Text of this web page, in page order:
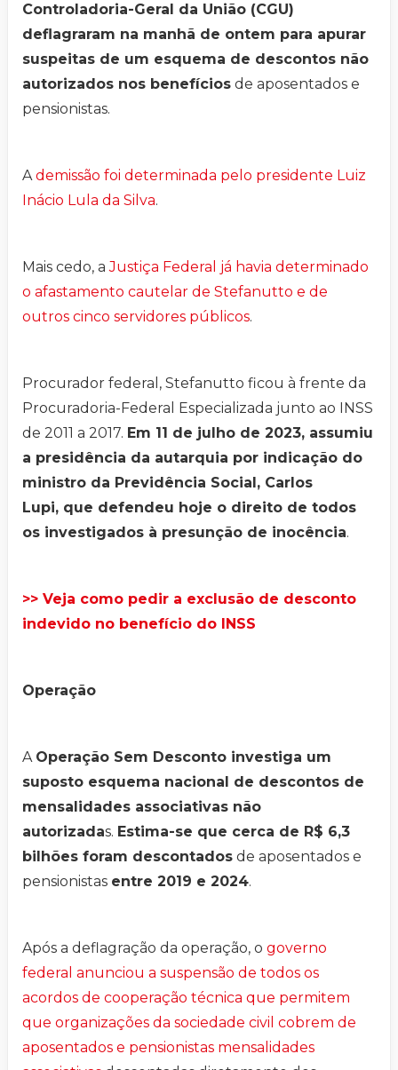
Controladoria-Geral da União (CGU)
deflagraram na manhã de ontem para apurar
suspeitas de um esquema de descontos não
autorizados nos benefícios de aposentados e
pensionistas.
Ademissão foi determinada pelo presidente Luiz
Inácio Lula da Silva.
Mais cedo, aJustiça Federal já havia determinado
o afastamento cautelar de Stefanutto e de
outros cinco servidores públicos.
Procurador federal, Stefanutto ficou à frente da
Procuradoria-Federal Especializada junto ao INSS
de 2011 a 2017. Em 11 de julho de 2023, assumiu
a presidência da autarquia por indicação do
ministro da Previdência Social, Carlos
Lupi, que defendeu hoje o direito de todos
os investigados à presunção de inocência.
>> Veja como pedir a exclusão de desconto
indevido no benefício do INSS
Operação
A Operação Sem Desconto investiga um
suposto esquema nacional de descontos de
mensalidades associativas não
autorizadas. Estima-se que cerca de R$ 6,3
bilhões foram descontados de aposentados e
pensionistas entre 2019 e 2024.
Após a deflagração da operação, o governo
federal anunciou a suspensão de todos os
acordos de cooperação técnica que permitem
que organizações da sociedade civil cobrem de
aposentados e pensionistas mensalidades